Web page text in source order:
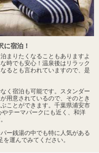
に宿泊！
まりたくなることもありますよ
時でも安心！温泉後はリラック
るとも言われていますので、是
く宿泊も可能です。スタンダー
用意されているので、そのとき
ことができます。千葉県浦安市
やテーマパークにも近く、和洋
ー銭湯の中でも特に人気がある
運んでみてください。